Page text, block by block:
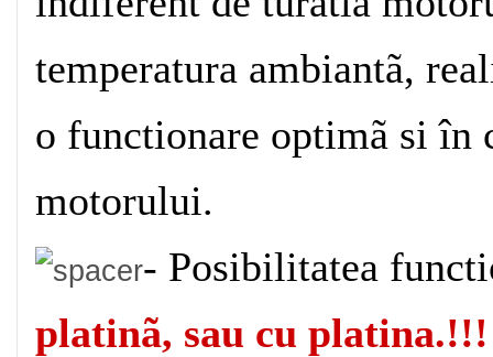
temperatura ambiantã,
o functionare optimã si în
motorului.
- Posibilitatea
platinã, sau cu platina.!!!